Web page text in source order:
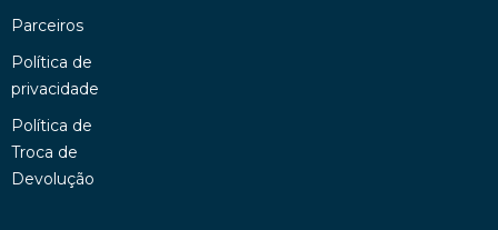
Parceiros
Política de
privacidade
Política de
Troca de
Devolução